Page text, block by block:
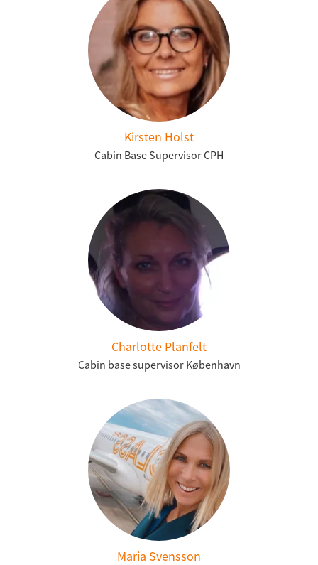
Kirsten Holst
Cabin Base Supervisor CPH
Charlotte Planfelt
Cabin base supervisor København
Maria Svensson